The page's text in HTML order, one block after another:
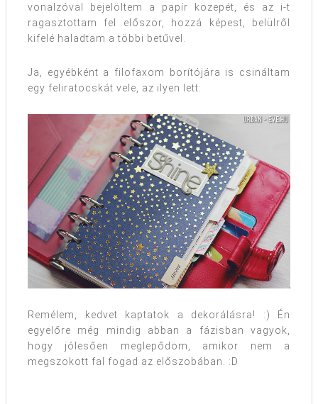
vonalzóval bejelöltem a papír közepét, és az i-t
ragasztottam fel először, hozzá képest, belülről
kifelé haladtam a többi betűvel.
Ja, egyébként a filofaxom borítójára is csináltam
egy feliratocskát vele, az ilyen lett:
Remélem, kedvet kaptatok a dekorálásra! :) Én
egyelőre még mindig abban a fázisban vagyok,
hogy jólesően meglepődöm, amikor nem a
megszokott fal fogad az előszobában. :D